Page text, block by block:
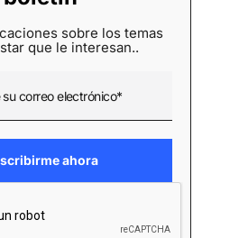
sobre los temas
que le interesan..